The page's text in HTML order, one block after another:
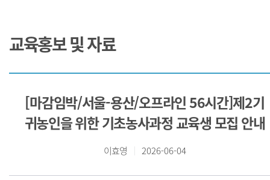
교육홍보 및 자료
[마감임박/서울-용산/오프라인 56시간]제2기
귀농인을 위한 기초농사과정 교육생 모집 안내
이효영 2026-06-04